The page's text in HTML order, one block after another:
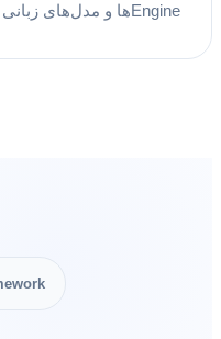
Engineها و مدل‌های زبانی نیز بهینه شود.